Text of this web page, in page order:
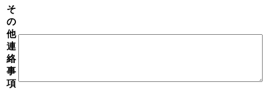
そ
の
他
連
絡
事
項